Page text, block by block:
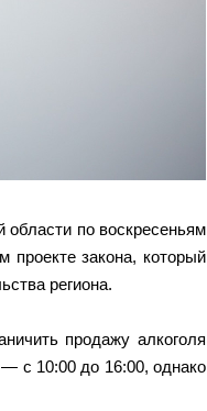
области по воскресеньям
закона, который
региона.
продажу алкоголя
с 10:00 до 16:00, однако